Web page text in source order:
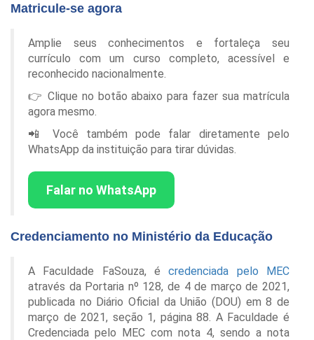
Matricule-se agora
Amplie seus conhecimentos e fortaleça seu
currículo com um curso completo, acessível e
reconhecido nacionalmente.
👉 Clique no botão abaixo para fazer sua matrícula
agora mesmo.
📲 Você também pode falar diretamente pelo
WhatsApp da instituição para tirar dúvidas.
Falar no WhatsApp
Credenciamento no Ministério da Educação
A Faculdade FaSouza, écredenciada pelo MEC
através da Portaria nº 128, de 4 de março de 2021,
publicada no Diário Oficial da União (DOU) em 8 de
março de 2021, seção 1, página 88. A Faculdade é
Credenciada pelo MEC com nota 4, sendo a nota